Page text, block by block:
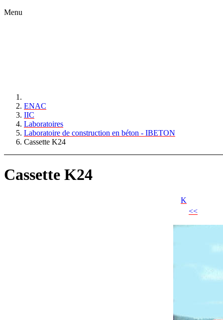
Menu
ENAC
IIC
Laboratoires
Laboratoire de construction en béton - IBETON
Cassette K24
Cassette K24
K
<<